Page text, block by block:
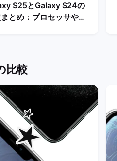
S25とGalaxy S24の
まとめ：プロセッサやバ
比較